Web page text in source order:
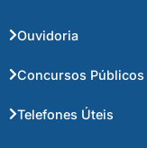
Ouvidoria
Concursos Públicos
Telefones Úteis